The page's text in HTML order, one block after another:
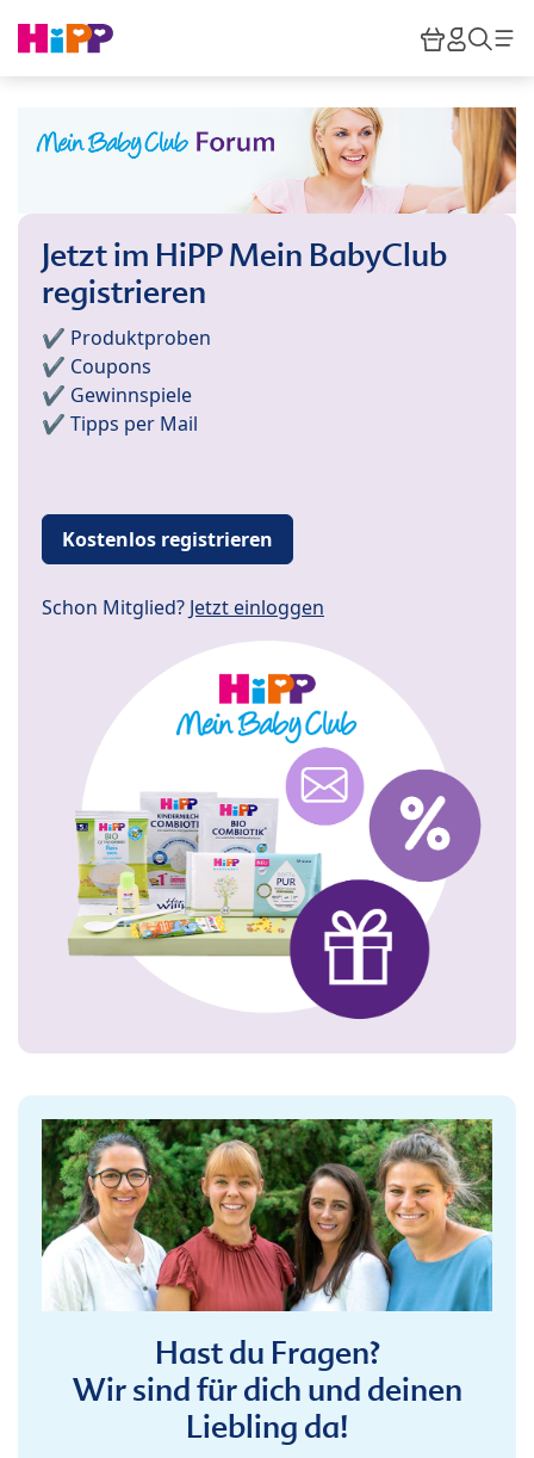
HiPP
Jetzt im HiPP Mein BabyClub
registrieren
✔️ Produktproben
✔️ Coupons
✔️ Gewinnspiele
✔️ Tipps per Mail
Kostenlos registrieren
Schon Mitglied? Jetzt einloggen
Hast du Fragen?
Wir sind für dich und deinen
Liebling da!